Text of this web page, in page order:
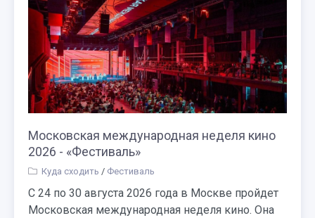
Московская международная неделя кино
2026 - «Фестиваль»
Куда сходить / Фестиваль
С 24 по 30 августа 2026 года в Москве пройдет
Московская международная неделя кино. Она